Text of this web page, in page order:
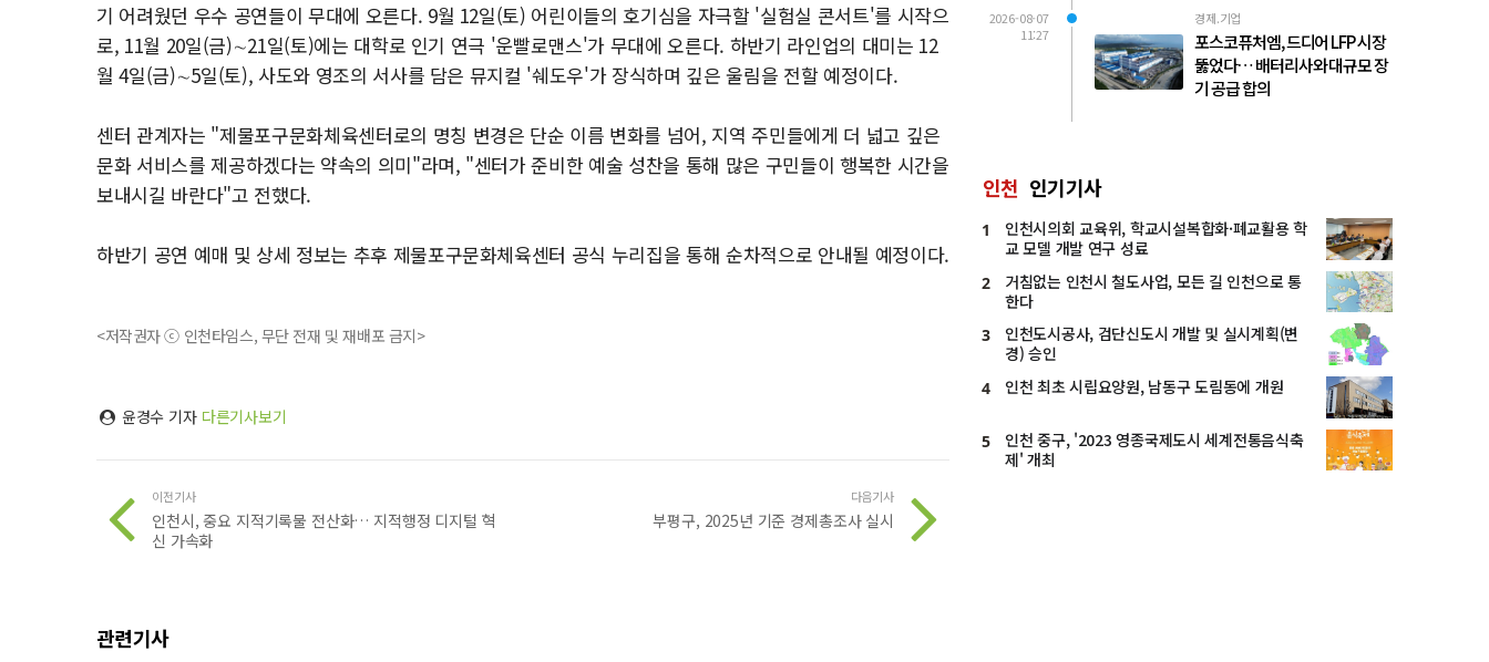
기 어려웠던 우수 공연들이 무대에 오른다. 9월 12일(토) 어린이들의 호기심을 자극할 '실험실 콘서트'를 시작으
로, 11월 20일(금)∼21일(토)에는 대학로 인기 연극 '운빨로맨스'가 무대에 오른다. 하반기 라인업의 대미는 12
월 4일(금)∼5일(토), 사도와 영조의 서사를 담은 뮤지컬 '쉐도우'가 장식하며 깊은 울림을 전할 예정이다.
센터 관계자는 "제물포구문화체육센터로의 명칭 변경은 단순 이름 변화를 넘어, 지역 주민들에게 더 넓고 깊은
문화 서비스를 제공하겠다는 약속의 의미"라며, "센터가 준비한 예술 성찬을 통해 많은 구민들이 행복한 시간을
보내시길 바란다"고 전했다.
하반기 공연 예매 및 상세 정보는 추후 제물포구문화체육센터 공식 누리집을 통해 순차적으로 안내될 예정이다.
<저작권자 ⓒ 인천타임스, 무단 전재 및 재배포 금지>
윤경수 기자 다른기사보기
이전기사
인천시, 중요 지적기록물 전산화… 지적행정 디지털 혁
신 가속화
다음기사
부평구, 2025년 기준 경제총조사 실시
관련기사
2026-08-07
11:27
경제.기업
포스코퓨처엠, 드디어 LFP 시장
뚫었다… 배터리사와 대규모 장
기 공급 합의
인천 인기기사
1
인천시의회 교육위, 학교시설복합화·폐교활용 학
교 모델 개발 연구 성료
2
거침없는 인천시 철도사업, 모든 길 인천으로 통
한다
3
인천도시공사, 검단신도시 개발 및 실시계획(변
경) 승인
4 인천 최초 시립요양원, 남동구 도림동에 개원
5
인천 중구, '2023 영종국제도시 세계전통음식축
제' 개최